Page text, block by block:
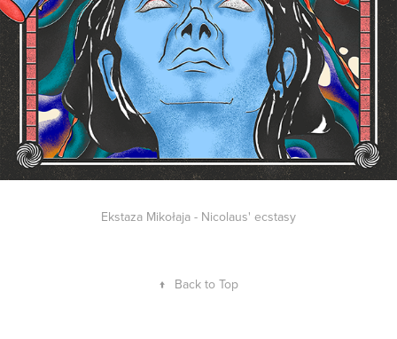
Ekstaza Mikołaja - Nicolaus' ecstasy
↑ Back to Top